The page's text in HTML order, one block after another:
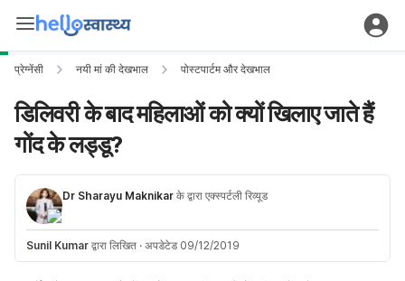
प्रेग्नेंसी नयी मां की देखभाल पोस्टपार्टम और देखभाल
डिलिवरी के बाद महिलाओं को क्यों खिलाए जाते हैं
गोंद के लड्डू?
Dr Sharayu Maknikar के द्वारा एक्स्पर्टली रिव्यूड
Sunil Kumar द्वारा लिखित · अपडेटेड 09/12/2019